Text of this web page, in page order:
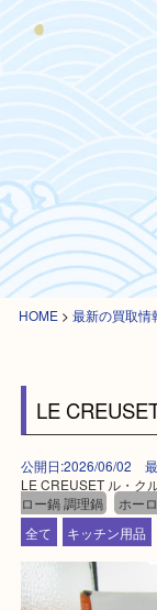
HOME
LE
公開日:2026/06/02
LE CREUSET ル・
ロー鍋 調理鍋 ホ